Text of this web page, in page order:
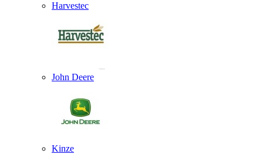
Harvestec
John Deere
Kinze